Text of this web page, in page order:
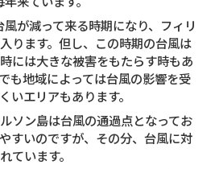
が減って来る時期になり、フィリ
ります。但し、この時期の台風は
には大きな被害をもたらす時もあ
も地域によっては台風の影響を受
いエリアもあります。
ソン島は台風の通過点となってお
すいのですが、その分、台風に対
ています。